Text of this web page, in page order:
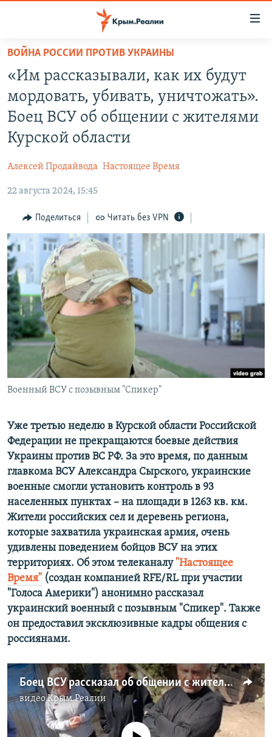
Вернуться
основному
содержанию
Вернутся
главной
Вернутся
СПЕЦПРОЕКТЫ
ГРУЗ 200
КАРТА ВОЕННЫХ ОБЪЕКТОВ КРЫМА
ВОДА
ИСТОРИЯ
ИНТЕРАКТИВ
ИНФОГРАФИКА
ТЕЛЕПРОЕКТ КРЫМ.РЕАЛИИ
СОВЕТЫ ПРАВОЗАЩИТНИКОВ
ПРОПАВШИЕ БЕЗ ВЕСТИ
ПОБЕДИТЕЛЕЙ НЕ СУДЯТ?
КРЫМ.НЕПОКОРЕННЫЙ
ELIFBE
УКРАИНСКАЯ ПРОБЛЕМА КРЫМА
РАДІО СВОБОДА
КАК ОБОЙТИ БЛОКИРОВКУ
Qırımtatar
ПРИСОЕДИНЯЙТЕСЬ!
Все сайты RFE/RL
ВОЙНА РОССИИ ПРОТИВ УКРАИНЫ
«Им рассказывали, как их будут
мордовать, убивать, уничтожать».
Боец ВСУ об общении с жителями
Курской области
Алексей Продайвода Настоящее Время
22 августа 2024, 15:45
Поделиться Читать без VPN
Военный ВСУ с позывным "Спикер"
Уже третью неделю в Курской области Российской
Федерации не прекращаются боевые действия
Украины против ВС РФ. За это время, по данным
главкома ВСУ Александра Сырского, украинские
военные смогли установить контроль в 93
населенных пунктах – на площади в 1263 кв. км.
Жители российских сел и деревень региона,
которые захватила украинская армия, очень
удивлены поведением бойцов ВСУ на этих
территориях. Об этом телеканалу "Настоящее
Время" (создан компанией RFE/RL при участии
"Голоса Америки") анонимно рассказал
украинский военный с позывным "Спикер". Также
он предоставил эксклюзивные кадры общения с
россиянами.
Боец ВСУ рассказал об общении с жителями захваченных населенных пунктов в Курской области
видеоКрым.Реалии
No media source currently available